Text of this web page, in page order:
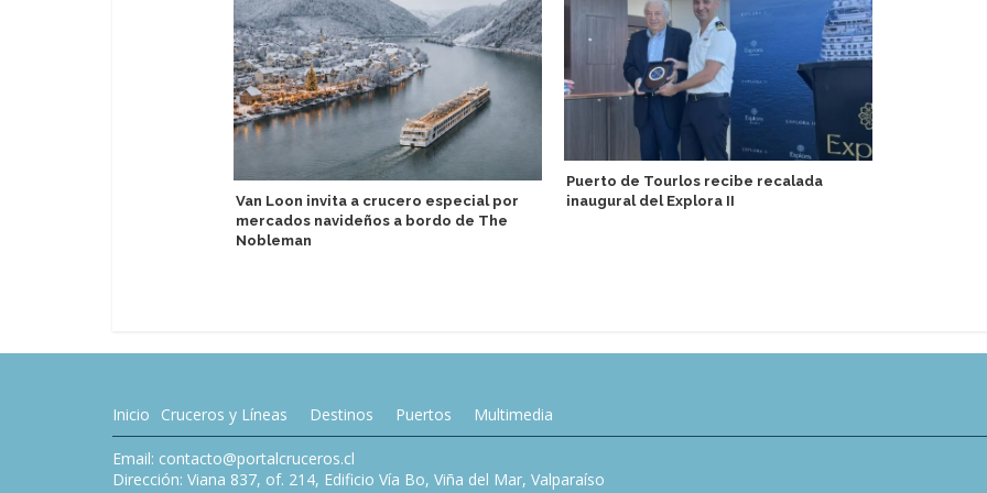
Van Loon invita a crucero especial por
mercados navideños a bordo de The
Nobleman
Puerto de Tourlos recibe recalada
inaugural del Explora II
Inicio Cruceros y Líneas Destinos Puertos Multimedia
Email: contacto@portalcruceros.cl
Dirección: Viana 837, of. 214, Edificio Vía Bo, Viña del Mar, Valparaíso